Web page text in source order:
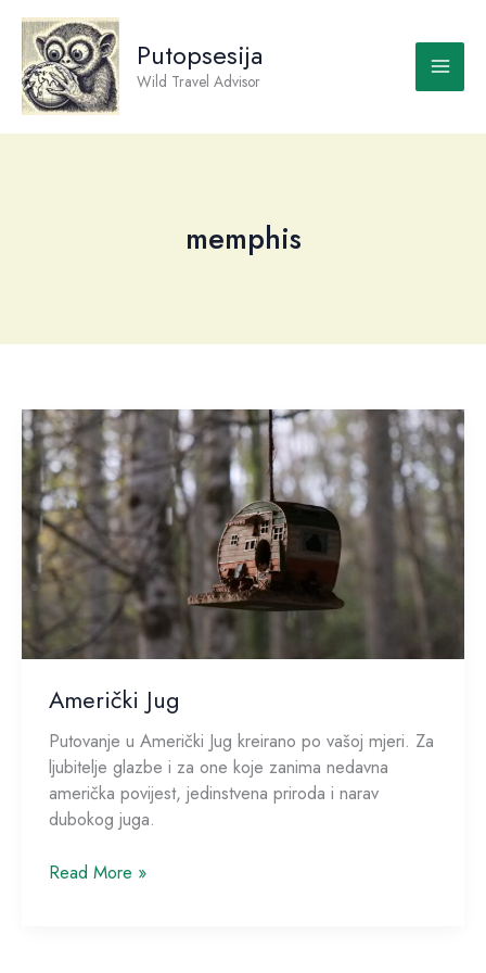
Skip
content
Putopsesija
Wild Travel Advisor
memphis
Američki Jug
Putovanje u Američki Jug kreirano po vašoj mjeri. Za
ljubitelje glazbe i za one koje zanima nedavna
američka povijest, jedinstvena priroda i narav
dubokog juga.
Američki
Jug
Read More »